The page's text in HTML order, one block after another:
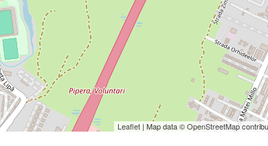
Leaflet | Map data ©OpenStreetMap